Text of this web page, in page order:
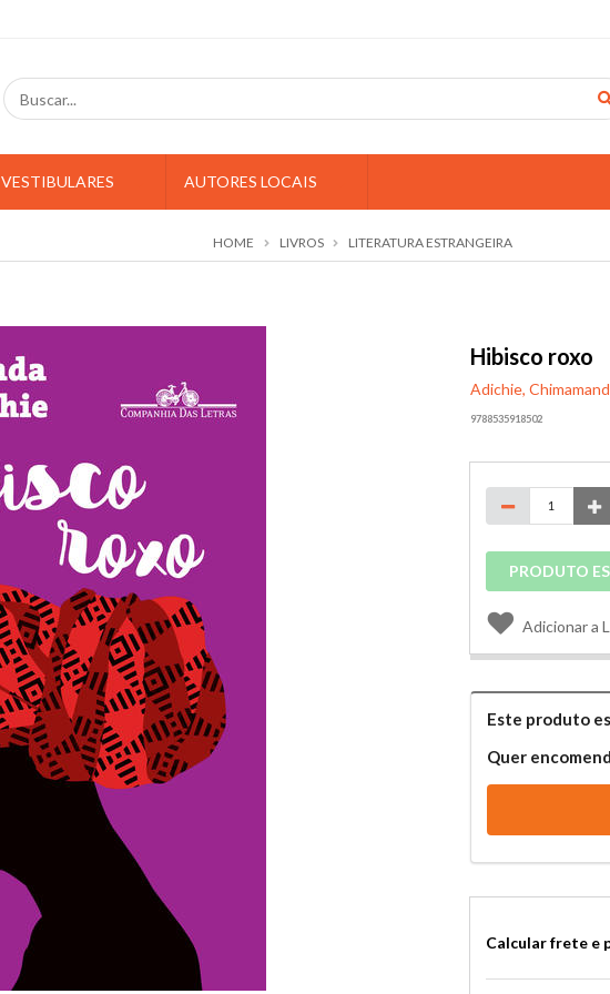
VESTIBULARES AUTORES LOCAIS
HOME LIVROS LITERATURA ESTRANGEIRA
Hibisco roxo
Adichie,
9788535918502
PRODUTO
Adicionar a
Este produto
Quer
Calcular frete e